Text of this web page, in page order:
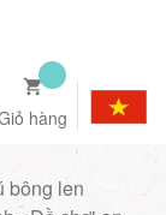
hàng
bông len